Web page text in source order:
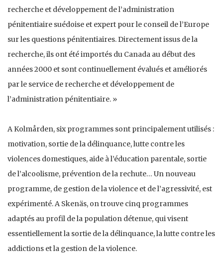
recherche et développement de l’administration
pénitentiaire suédoise et expert pour le conseil de l’Europe
sur les questions pénitentiaires. Directement issus de la
recherche, ils ont été importés du Canada au début des
années 2000 et sont continuellement évalués et améliorés
par le service de recherche et développement de
l’administration pénitentiaire. »
A Kolmården, six programmes sont principalement utilisés :
motivation, sortie de la délinquance, lutte contre les
violences domestiques, aide à l’éducation parentale, sortie
de l’alcoolisme, prévention de la rechute… Un nouveau
programme, de gestion de la violence et de l’agressivité, est
expérimenté. A Skenäs, on trouve cinq programmes
adaptés au profil de la population détenue, qui visent
essentiellement la sortie de la délinquance, la lutte contre les
addictions et la gestion de la violence.